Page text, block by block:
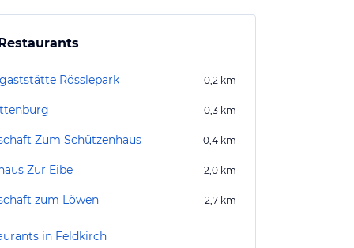
Rösslepark 0,2 km
0,3 km
Zum Schützenhaus 0,4 km
Zur Eibe 2,0 km
zum Löwen 2,7 km
in Feldkirch